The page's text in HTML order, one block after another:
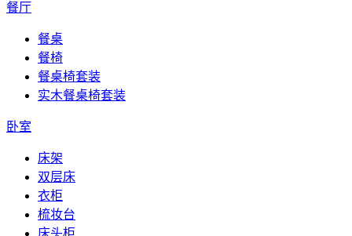
餐厅
餐桌
餐椅
餐桌椅套装
实木餐桌椅套装
卧室
床架
双层床
衣柜
梳妆台
床头柜